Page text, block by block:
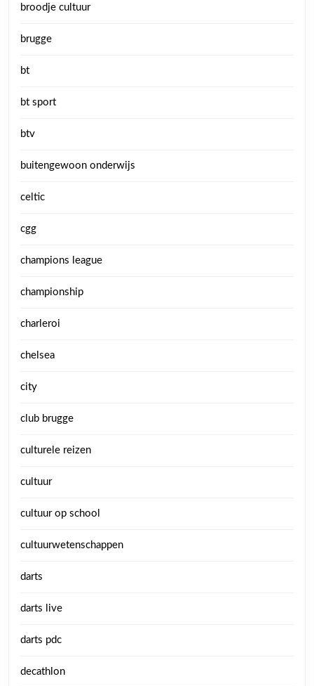
broodje cultuur
brugge
bt
bt sport
btv
buitengewoon onderwijs
celtic
cgg
champions league
championship
charleroi
chelsea
city
club brugge
culturele reizen
cultuur
cultuur op school
cultuurwetenschappen
darts
darts live
darts pdc
decathlon